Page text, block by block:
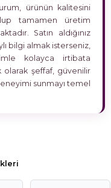
ürünün kalitesini
tamamen üretim
Satın aldığınız
bilgi almak isterseniz,
kolayca irtibata
şeffaf, güvenilir
sunmayı temel